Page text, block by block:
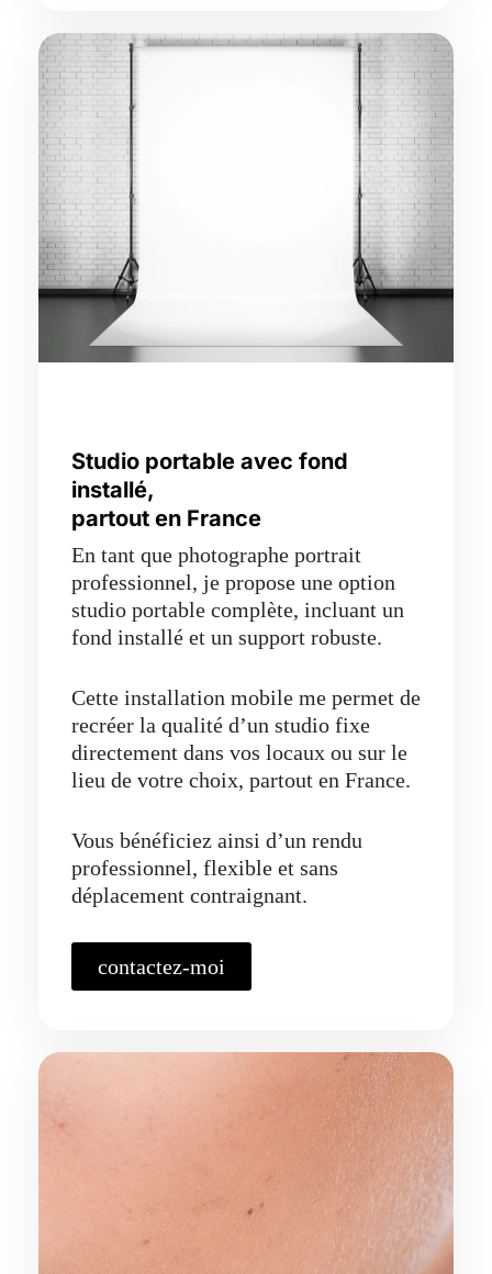
Studio portable avec fond
installé,
partout en France
En tant que photographe portrait
professionnel, je propose une option
studio portable complète, incluant un
fond installé et un support robuste.
Cette installation mobile me permet de
recréer la qualité d’un studio fixe
directement dans vos locaux ou sur le
lieu de votre choix, partout en France.
Vous bénéficiez ainsi d’un rendu
professionnel, flexible et sans
déplacement contraignant.
contactez-moi